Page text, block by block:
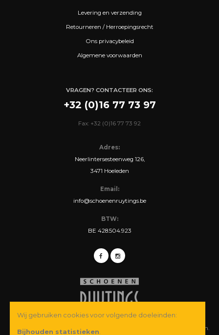
Levering en verzending
Retourneren / Herroepingsrecht
Ons privacybeleid
Algemene voorwaarden
VRAGEN? CONTACTEER ONS:
+32 (0)16 77 73 97
Fax: +32 (0)16 77 73 92
Adres:
Neerlintersesteenweg 126,
3471 Hoeleden
Email:
info@schoenenruytings.be
BTW:
BE 428.504.923
© Copyright 2026 Schoenen Ruytings BVBA. Alle rechten voorbehouden.
Wij gebruiken cookies voor volgende doeleinden:
Bijhouden statistieken